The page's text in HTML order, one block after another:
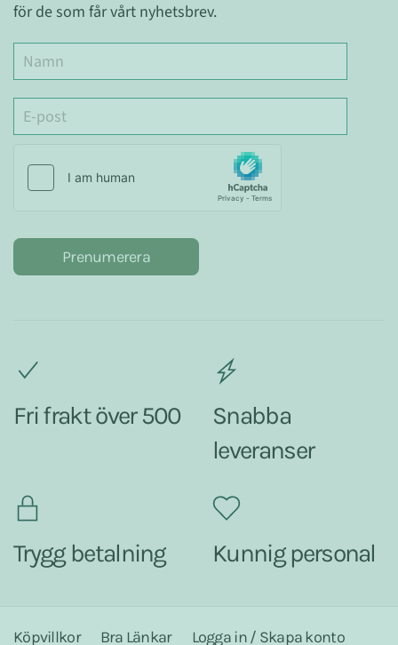
för de som får vårt nyhetsbrev.
Prenumerera
Fri frakt över 500
Snabba
leveranser
Trygg betalning Kunnig personal
Köpvillkor Bra Länkar Logga in / Skapa konto